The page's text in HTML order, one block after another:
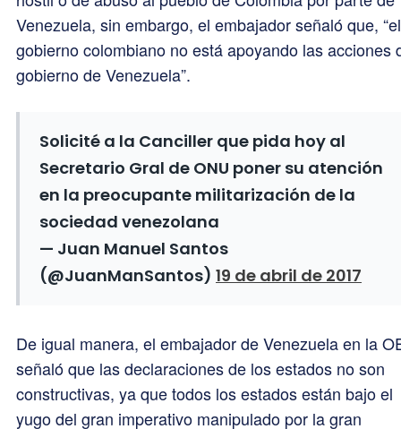
Venezuela, sin embargo, el embajador señaló que, “el
gobierno colombiano no está apoyando las acciones
gobierno de Venezuela”.
Solicité a la Canciller que pida hoy al
Secretario Gral de ONU poner su atención
en la preocupante militarización de la
sociedad venezolana
— Juan Manuel Santos
(@JuanManSantos) 19 de abril de 2017
De igual manera, el embajador de Venezuela en la
señaló que las declaraciones de los estados no son
constructivas, ya que todos los estados están bajo el
yugo del gran imperativo manipulado por la gran